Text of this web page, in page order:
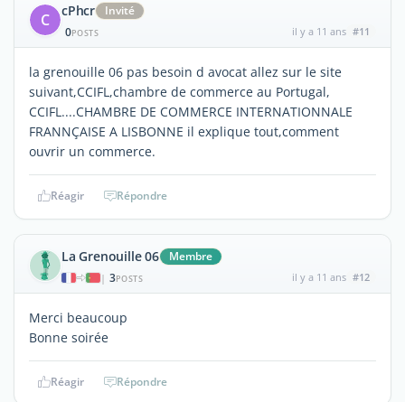
C cPhcr
Invité
0POSTS il y a 11 ans #11
la grenouille 06 pas besoin d avocat allez sur le site
suivant,CCIFL,chambre de commerce au Portugal,
CCIFL....CHAMBRE DE COMMERCE INTERNATIONNALE
FRANNÇAISE A LISBONNE il explique tout,comment
ouvrir un commerce.
Réagir Répondre
La Grenouille 06 Membre
| 3POSTS il y a 11 ans #12
Merci beaucoup
Bonne soirée
Réagir Répondre